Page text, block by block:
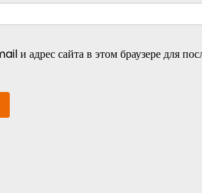
и адрес сайта в этом браузере для